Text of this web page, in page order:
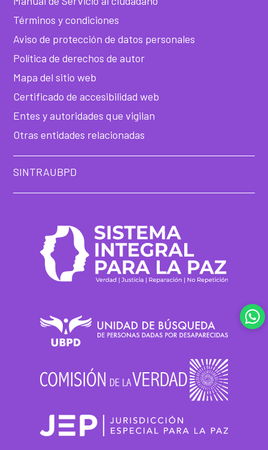
Términos y condiciones
Aviso de protección de datos personales
Política de derechos de autor
Mapa del sitio web
Certificado de accesibilidad web
Entes y autoridades que vigilan
Otras entidades relacionadas
SINTRAUBPD